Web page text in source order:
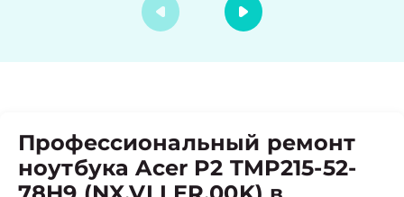
Профессиональный ремонт
ноутбука Acer P2 TMP215-52-